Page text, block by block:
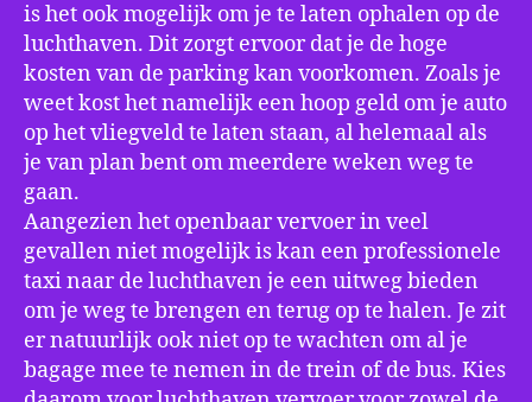
is het ook mogelijk om je te laten ophalen op de
luchthaven. Dit zorgt ervoor dat je de hoge
kosten van de parking kan voorkomen. Zoals je
weet kost het namelijk een hoop geld om je auto
op het vliegveld te laten staan, al helemaal als
je van plan bent om meerdere weken weg te
gaan.
Aangezien het openbaar vervoer in veel
gevallen niet mogelijk is kan een professionele
taxi naar de luchthaven je een uitweg bieden
om je weg te brengen en terug op te halen. Je zit
er natuurlijk ook niet op te wachten om al je
bagage mee te nemen in de trein of de bus. Kies